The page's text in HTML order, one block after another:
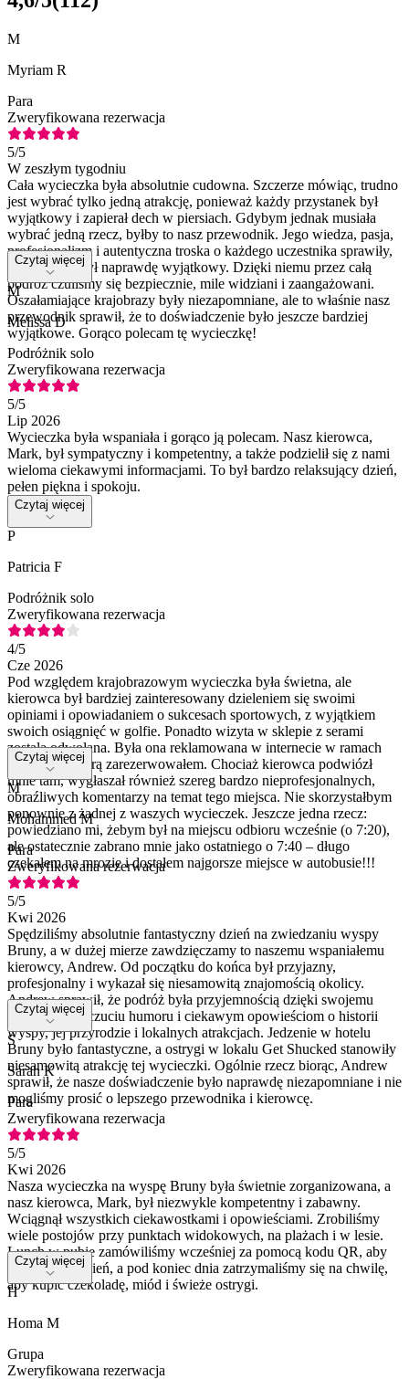
M
Myriam R
Para
Zweryfikowana rezerwacja
5/5
W zeszłym tygodniu
Cała wycieczka była absolutnie cudowna. Szczerze mówiąc, trudno
jest wybrać tylko jedną atrakcję, ponieważ każdy przystanek był
wyjątkowy i zapierał dech w piersiach. Gdybym jednak musiała
wybrać jedną rzecz, byłby to nasz przewodnik. Jego wiedza, pasja,
profesjonalizm i autentyczna troska o każdego uczestnika sprawiły,
że ten dzień był naprawdę wyjątkowy. Dzięki niemu przez całą
podróż czuliśmy się bezpiecznie, mile widziani i zaangażowani.
Oszałamiające krajobrazy były niezapomniane, ale to właśnie nasz
przewodnik sprawił, że to doświadczenie było jeszcze bardziej
wyjątkowe. Gorąco polecam tę wycieczkę!
Czytaj więcej
M
Melissa D
Podróżnik solo
Zweryfikowana rezerwacja
5/5
Lip 2026
Wycieczka była wspaniała i gorąco ją polecam. Nasz kierowca,
Mark, był sympatyczny i kompetentny, a także podzielił się z nami
wieloma ciekawymi informacjami. To był bardzo relaksujący dzień,
pełen piękna i spokoju.
Czytaj więcej
P
Patricia F
Podróżnik solo
Zweryfikowana rezerwacja
4/5
Cze 2026
Pod względem krajobrazowym wycieczka była świetna, ale
kierowca był bardziej zainteresowany dzieleniem się swoimi
opiniami i opowiadaniem o sukcesach sportowych, z wyjątkiem
swoich osiągnięć w golfie. Ponadto wizyta w sklepie z serami
została odwołana. Była ona reklamowana w internecie w ramach
wycieczki, którą zarezerwowałem. Chociaż kierowca podwiózł
mnie tam, wygłaszał również szereg bardzo nieprofesjonalnych,
obraźliwych komentarzy na temat tego miejsca. Nie skorzystałbym
ponownie z żadnej z waszych wycieczek. Jeszcze jedna rzecz:
powiedziano mi, żebym był na miejscu odbioru wcześnie (o 7:20),
ale ostatecznie zabrano mnie jako ostatniego o 7:40 – długo
czekałem na mrozie i dostałem najgorsze miejsce w autobusie!!!
Czytaj więcej
M
Mohammed M
Para
Zweryfikowana rezerwacja
5/5
Kwi 2026
Spędziliśmy absolutnie fantastyczny dzień na zwiedzaniu wyspy
Bruny, a w dużej mierze zawdzięczamy to naszemu wspaniałemu
kierowcy, Andrew. Od początku do końca był przyjazny,
profesjonalny i wykazał się niesamowitą znajomością okolicy.
Andrew sprawił, że podróż była przyjemnością dzięki swojemu
świetnemu poczuciu humoru i ciekawym opowieściom o historii
wyspy, jej przyrodzie i lokalnych atrakcjach. Jedzenie w hotelu
Bruny było fantastyczne, a ostrygi w lokalu Get Shucked stanowiły
niesamowitą atrakcję tej wycieczki. Ogólnie rzecz biorąc, Andrew
sprawił, że nasze doświadczenie było naprawdę niezapomniane i nie
mogliśmy prosić o lepszego przewodnika i kierowcę.
Czytaj więcej
S
Sarah K
Para
Zweryfikowana rezerwacja
5/5
Kwi 2026
Nasza wycieczka na wyspę Bruny była świetnie zorganizowana, a
nasz kierowca, Mark, był niezwykle kompetentny i zabawny.
Wciągnął wszystkich ciekawostkami i opowieściami. Zrobiliśmy
wiele postojów przy punktach widokowych, na plażach i w lesie.
Lunch w pubie zamówiliśmy wcześniej za pomocą kodu QR, aby
uniknąć opóźnień, a pod koniec dnia zatrzymaliśmy się na chwilę,
aby kupić czekoladę, miód i świeże ostrygi.
Czytaj więcej
H
Homa M
Grupa
Zweryfikowana rezerwacja